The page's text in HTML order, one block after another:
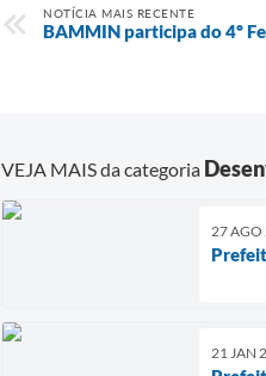
NOTÍCIA MAIS RECENTE
BAMMIN participa do 4º
VEJA MAIS da categoria
27 AGO
21 JAN